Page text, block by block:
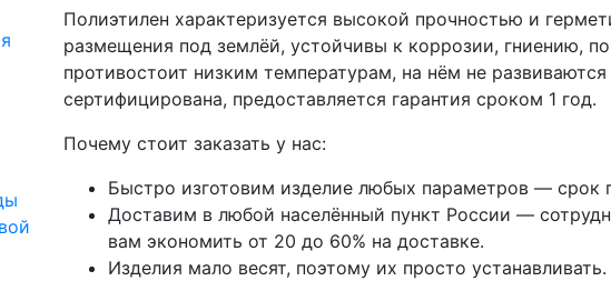
Полиэтилен характеризуется высокой прочностью и
размещения под землёй, устойчивы к коррозии, гниению,
противостоит низким температурам, на нём не
сертифицирована, предоставляется гарантия сроком 1 год.
Почему стоит заказать у нас:
Быстро изготовим изделие любых параметров — срок
Доставим в любой населённый пункт России —
вам экономить от 20 до 60% на доставке.
Изделия мало весят, поэтому их просто устанавливать.